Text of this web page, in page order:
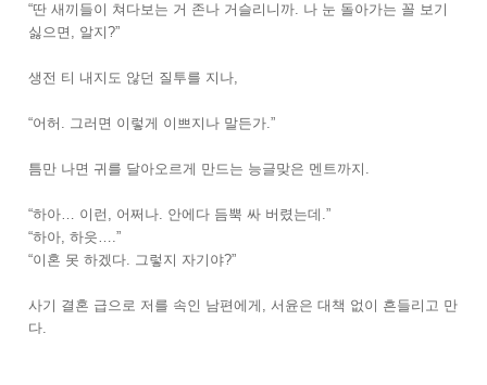
“딴 새끼들이 쳐다보는 거 존나 거슬리니까. 나 눈 돌아가는 꼴 보기
싫으면, 알지?”
생전 티 내지도 않던 질투를 지나,
“어허. 그러면 이렇게 이쁘지나 말든가.”
틈만 나면 귀를 달아오르게 만드는 능글맞은 멘트까지.
“하아… 이런, 어쩌나. 안에다 듬뿍 싸 버렸는데.”
“하아, 하읏….”
“이혼 못 하겠다. 그렇지 자기야?”
사기 결혼 급으로 저를 속인 남편에게, 서윤은 대책 없이 흔들리고 만
다.